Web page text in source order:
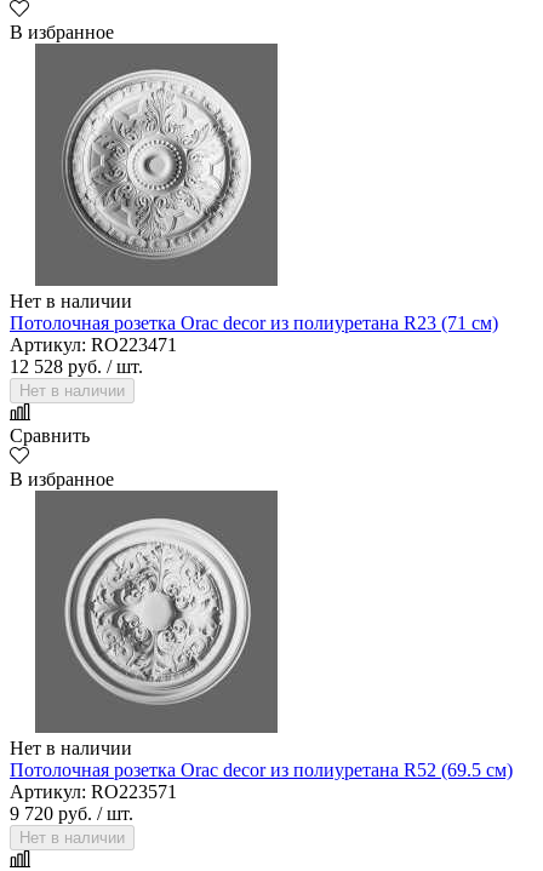
В избранное
Нет в наличии
Потолочная розетка Orac decor из полиуретана R23 (71 см)
Артикул: RO223471
12 528 руб. / шт.
Нет в наличии
Сравнить
В избранное
Нет в наличии
Потолочная розетка Orac decor из полиуретана R52 (69.5 см)
Артикул: RO223571
9 720 руб. / шт.
Нет в наличии